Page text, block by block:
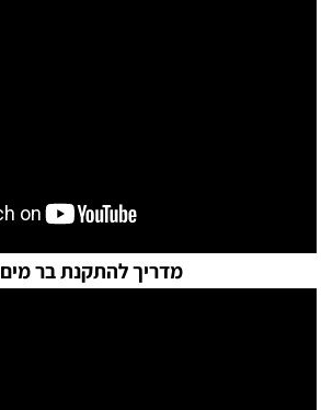
מדריך להתקנת בר מים 1/4